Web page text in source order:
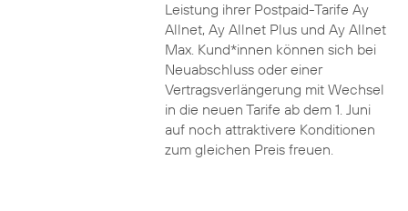
Leistung ihrer Postpaid-Tarife Ay
Allnet, Ay Allnet Plus und Ay Allnet
Max. Kund*innen können sich bei
Neuabschluss oder einer
Vertragsverlängerung mit Wechsel
in die neuen Tarife ab dem 1. Juni
auf noch attraktivere Konditionen
zum gleichen Preis freuen.